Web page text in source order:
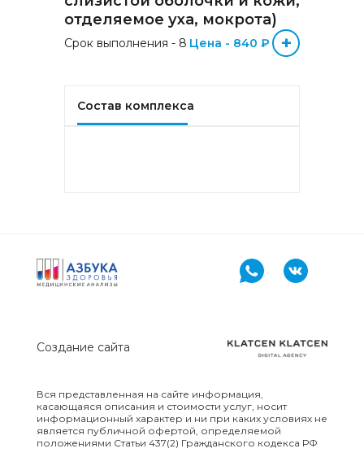
Аллергокомплекс «Прогноз
эффективности АСИТ
PR-10, Береза
аллергокомпонент, t221 rBet v2,
rPhl p5b, Тимофеевка луговая,
аллергокомпонент, g214 rPhl p7,
rPhl p12)
эффективности АСИТ: Сорные
nArt v1 и w233 nArt v3,
Тимофеевка луговая, g214 rPhl
p7, rPhl p12)
отделяемое уха, мокрота)
Срок выполнения - 8 Цена - 840 ₽ +
Состав комплекса
Вся представленная на сайте информация,
касающаяся описания и стоимости услуг, носит
информационный характер и ни при каких условиях не
является публичной офертой, определяемой
положениями Статьи 437(2) Гражданского кодекса РФ
Создание сайта